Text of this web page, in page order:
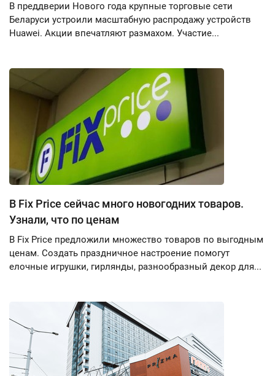
В преддверии Нового года крупные торговые сети
Беларуси устроили масштабную распродажу устройств
Huawei. Акции впечатляют размахом. Участие...
В Fix Price сейчас много новогодних товаров.
Узнали, что по ценам
В Fix Price предложили множество товаров по выгодным
ценам. Создать праздничное настроение помогут
елочные игрушки, гирлянды, разнообразный декор для...